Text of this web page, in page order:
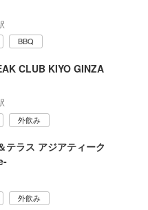
BBQ
CLUB KIYO GINZA
外飲み
テラス アジアティーク
外飲み